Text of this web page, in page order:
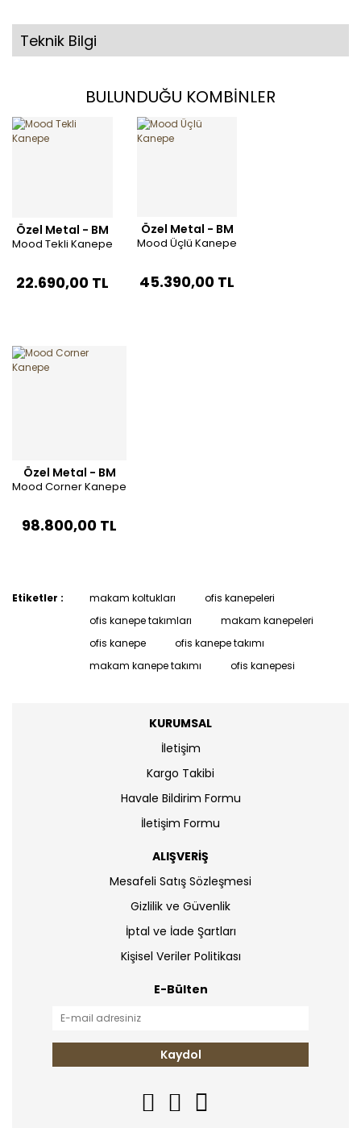
Teknik Bilgi
BULUNDUĞU KOMBİNLER
Özel Metal - BM
Mood Tekli Kanepe
22.690,00 TL
Özel Metal - BM
Mood Üçlü Kanepe
45.390,00 TL
Özel Metal - BM
Mood Corner Kanepe
98.800,00 TL
Etiketler : makam koltukları
ofis kanepeleri
ofis kanepe takımları
makam kanepeleri
ofis kanepe
ofis kanepe takımı
makam kanepe takımı
ofis kanepesi
KURUMSAL
İletişim
Kargo Takibi
Havale Bildirim Formu
İletişim Formu
ALIŞVERİŞ
Mesafeli Satış Sözleşmesi
Gizlilik ve Güvenlik
İptal ve İade Şartları
Kişisel Veriler Politikası
E-Bülten
Kaydol